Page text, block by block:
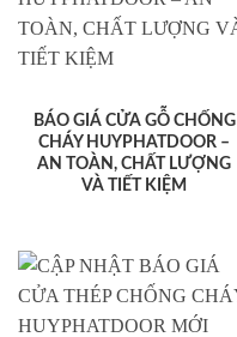
BÁO GIÁ CỬA GỖ CHỐNG
CHÁY HUYPHATDOOR –
AN TOÀN, CHẤT LƯỢNG
VÀ TIẾT KIỆM